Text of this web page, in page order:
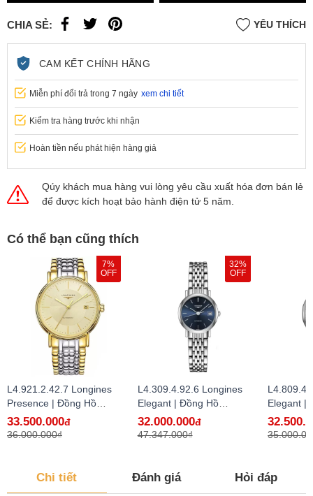
CHIA SẺ: YÊU THÍCH
CAM KẾT CHÍNH HÃNG
Miễn phí đổi trả trong 7 ngày xem chi tiết
Kiểm tra hàng trước khi nhận
Hoàn tiền nếu phát hiện hàng giả
Qúy khách mua hàng vui lòng yêu cầu xuất hóa đơn bán lẻ
để được kích hoạt bảo hành điện tử 5 năm.
Có thể bạn cũng thích
7%
OFF
L4.921.2.42.7 Longines
Presence | Đồng Hồ
Longines Chính Hãng Bán
Lẻ Tại VN
33.500.000đ
36.000.000₫
32%
OFF
L4.309.4.92.6 Longines
Elegant | Đồng Hồ
Longines Chính Hãng Bán
Lẻ Tại VN
32.000.000đ
47.347.000₫
Elegant |
Longines
Lẻ Tại VN
Chi tiết Đánh giá Hỏi đáp